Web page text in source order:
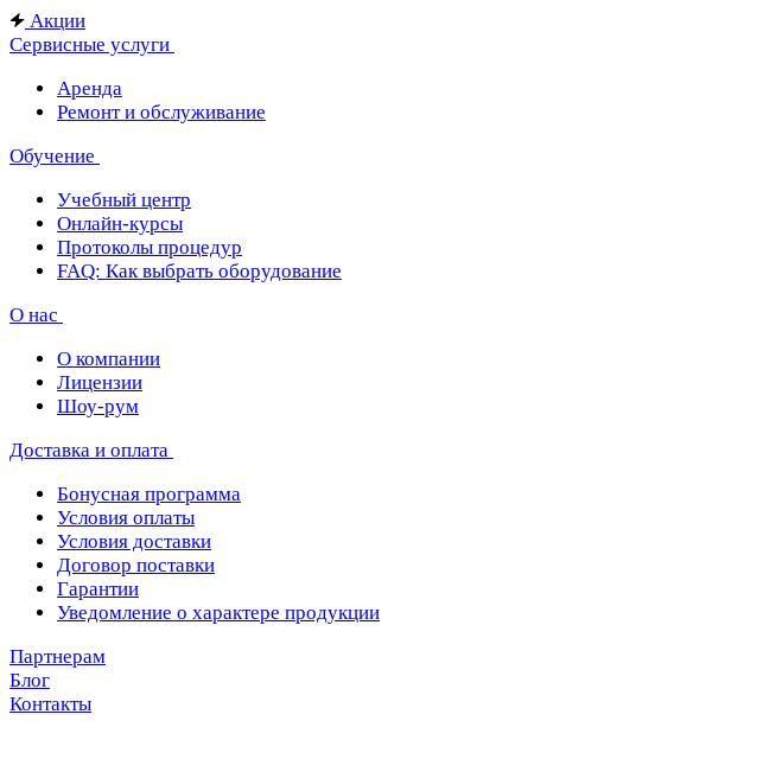
Акции
Сервисные услуги
Аренда
Ремонт и обслуживание
Обучение
Учебный центр
Онлайн-курсы
Протоколы процедур
FAQ: Как выбрать оборудование
О нас
О компании
Лицензии
Шоу-рум
Доставка и оплата
Бонусная программа
Условия оплаты
Условия доставки
Договор поставки
Гарантии
Уведомление о характере продукции
Партнерам
Блог
Контакты